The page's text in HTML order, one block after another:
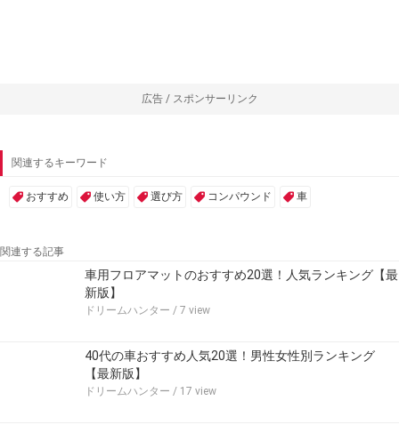
広告 / スポンサーリンク
関連するキーワード
おすすめ 使い方 選び方 コンパウンド 車
関連する記事
車用フロアマットのおすすめ20選！人気ランキング【最
新版】
ドリームハンター / 7 view
40代の車おすすめ人気20選！男性女性別ランキング
【最新版】
ドリームハンター / 17 view